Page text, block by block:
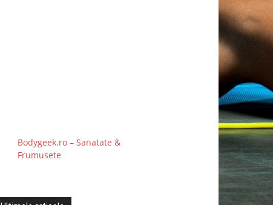
Bodygeek.ro – Sanatate &
Frumusete